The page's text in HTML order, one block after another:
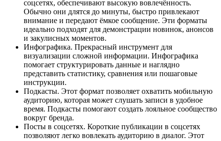
соцсетях, обеспечивают высокую вовлечённость.
Обычно они длятся до минуты, быстро привлекают
внимание и передают ёмкое сообщение. Эти форматы
идеально подходят для демонстрации новинок, анонсов
и закулисных моментов.
Инфографика. Прекрасный инструмент для
визуализации сложной информации. Инфографика
помогает структурировать данные и наглядно
представить статистику, сравнения или пошаговые
инструкции.
Подкасты. Этот формат позволяет охватить мобильную
аудиторию, которая может слушать записи в удобное
время. Подкасты помогают создать лояльное сообщество
вокруг бренда.
Посты в соцсетях. Короткие публикации в соцсетях
позволяют легко вовлекать аудиторию в диалог. Этот